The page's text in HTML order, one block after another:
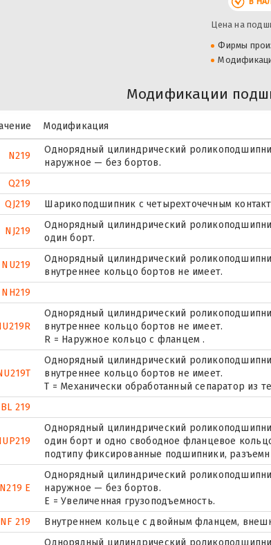
Цена на
Фирмы
Модификации
Модификация
N219
Однорядный цилиндрический
наружное — без бортов.
Q219
QJ219
Шарикоподшипник с четырехточечным
NJ219
Однорядный цилиндрический
один борт.
NU219
Однорядный цилиндрический
внутреннее кольцо бортов не имеет.
NH219
Однорядный цилиндрический
внутреннее кольцо бортов не имеет.
R = Наружное кольцо с фланцем .
Однорядный цилиндрический
внутреннее кольцо бортов не имеет.
T = Механически обработанный сепаратор из
BL 219
Однорядный цилиндрический
один борт и одно свободное фланцевое
подтипу фиксированные подшипники,
N219 E
Однорядный цилиндрический
наружное — без бортов.
Е = Увеличенная грузоподъемность.
NF 219
Внутреннем кольце с двойным фланцем,
Однорядный цилиндрический